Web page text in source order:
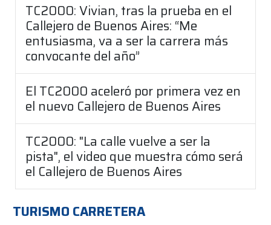
TC2000: Vivian, tras la prueba en el
Callejero de Buenos Aires: “Me
entusiasma, va a ser la carrera más
convocante del año”
El TC2000 aceleró por primera vez en
el nuevo Callejero de Buenos Aires
TC2000: "La calle vuelve a ser la
pista", el video que muestra cómo será
el Callejero de Buenos Aires
TURISMO CARRETERA